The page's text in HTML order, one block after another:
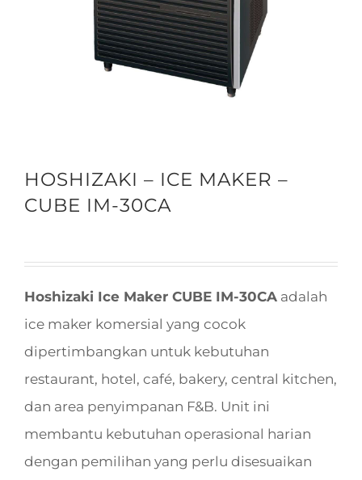
HOSHIZAKI – ICE MAKER –
CUBE IM-30CA
Hoshizaki Ice Maker CUBE IM-30CA adalah
ice maker komersial yang cocok
dipertimbangkan untuk kebutuhan
restaurant, hotel, café, bakery, central kitchen,
dan area penyimpanan F&B. Unit ini
membantu kebutuhan operasional harian
dengan pemilihan yang perlu disesuaikan